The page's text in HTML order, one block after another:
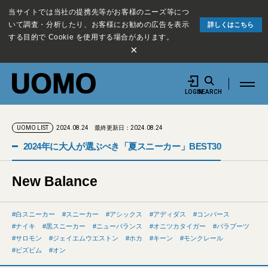
当サイトでは当社の提携先等がお客様のニーズ等につ
いて調査・分析したり、お客様にお勧めの広告を表示
する目的で Cookie を使用する場合があります。
詳しくはこちら
×
LOGINSEARCH
UOMO LIST 2024.08.24 最終更新日：2024.08.24
2024年に大人が選ぶべき「夏スニーカー」BEST30
New Balance
白スニーカー スニーカー アシックス アディダス
コンバース
ナイキ
黒スニーカー ニューバランス オニツカタイガー
パラブーツ
サロモン
ジェイエムウエストン ホカ キーン
モンクレール
ビズビム
オン